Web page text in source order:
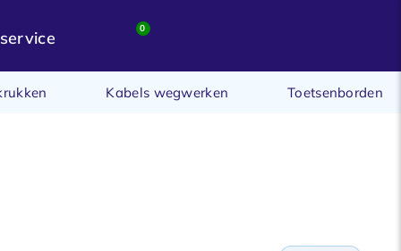
0
Kabels wegwerken Toetsenborden